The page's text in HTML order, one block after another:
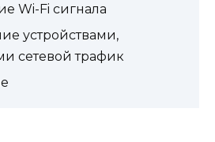
Wi-Fi сигнала
устройствами,
сетевой трафик